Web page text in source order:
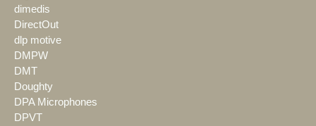
dimedis
DirectOut
dlp motive
DMPW
DMT
Doughty
DPA Microphones
DPVT